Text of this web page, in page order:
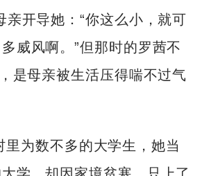
亲开导她：“你这么小，就可
威风啊。”但那时的罗茜不
是母亲被生活压得喘不过气
里为数不多的大学生，她当